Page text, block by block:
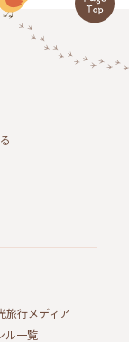
旅行メディア
ル一覧